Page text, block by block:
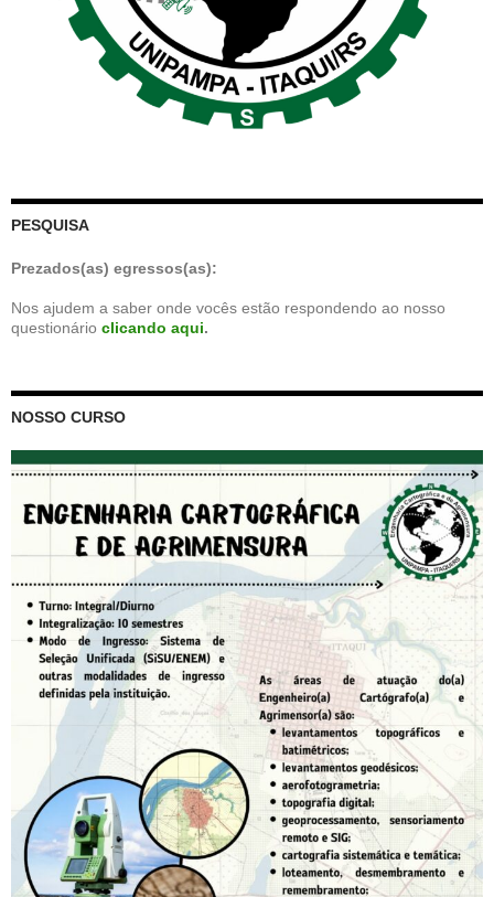
PESQUISA
Prezados(as) egressos(as):
Nos ajudem a saber onde vocês estão respondendo ao nosso
questionário clicando aqui.
NOSSO CURSO